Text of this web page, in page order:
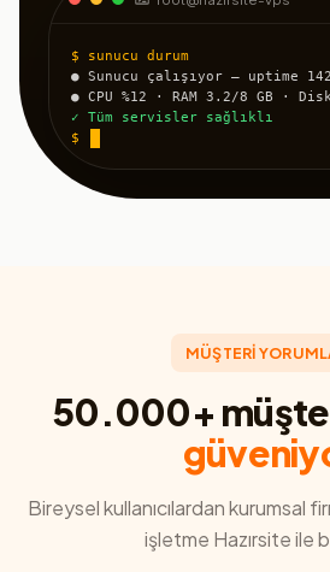
$ sunucu durum
● Sunucu çalışıyor — uptime
● CPU %12 · RAM 3.2/8 GB ·
✓ Tüm servisler sağlıklı
$
MÜŞTERİ
50.000+
Bireysel kullanıcılardan kurumsal
işletme Hazırsite ile